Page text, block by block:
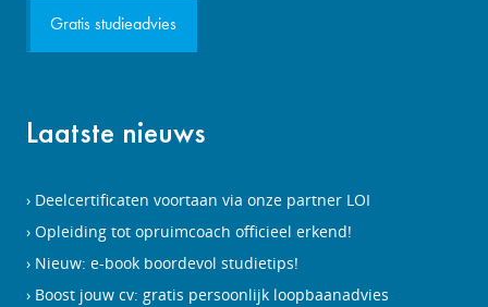
Gratis studieadvies
Laatste nieuws
Deelcertificaten voortaan via onze partner LOI
Opleiding tot opruimcoach officieel erkend!
Nieuw: e-book boordevol studietips!
Boost jouw cv: gratis persoonlijk loopbaanadvies